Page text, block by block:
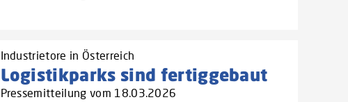
Industrietore in Österreich
Logistikparks sind fertiggebaut
Pressemitteilung vom 18.03.2026